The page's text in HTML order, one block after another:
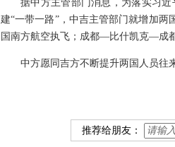
据中方主管部门消息，为落实习
建“一带一路”，中吉主管部门就增加
国南方航空执飞；成都—比什凯克—成
中方愿同吉方不断提升两国人员往
推荐给朋友：